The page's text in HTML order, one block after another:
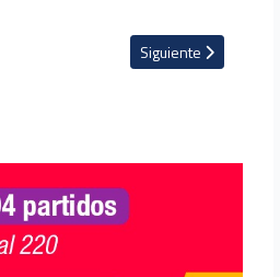
Artículo siguiente:
Siguiente